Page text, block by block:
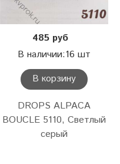
485 руб
В наличии:16 шт
В корзину
DROPS ALPACA
BOUCLE 5110, Светлый
серый